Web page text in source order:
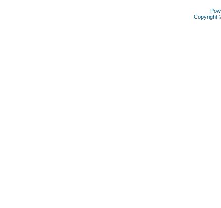
Copyright